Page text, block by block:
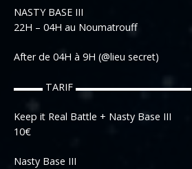
NASTY BASE III
22H – 04H au Noumatrouff
After de 04H à 9H (@lieu secret)
▬▬▬ TARIF ▬▬▬▬▬▬▬▬▬▬▬▬
Keep it Real Battle + Nasty Base III
10€
Nasty Base III